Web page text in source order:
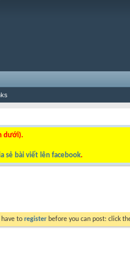
dưới).
sẻ bài viết lên facebook.
to register before you can post: click